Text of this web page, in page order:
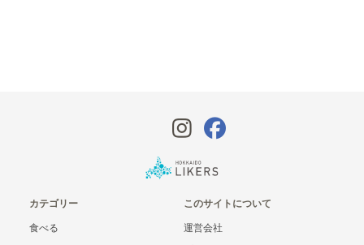
カテゴリー
食べる
このサイトについて
運営会社